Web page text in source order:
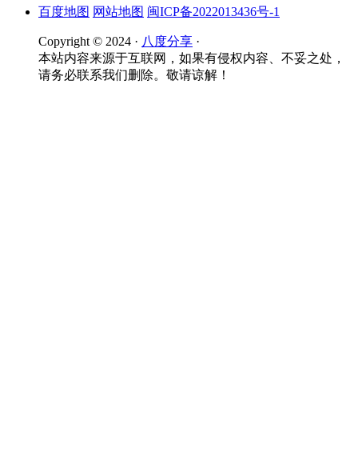
百度地图 网站地图 闽ICP备2022013436号-1
Copyright © 2024 · 八度分享 ·
本站内容来源于互联网，如果有侵权内容、不妥之处，
请务必联系我们删除。敬请谅解！